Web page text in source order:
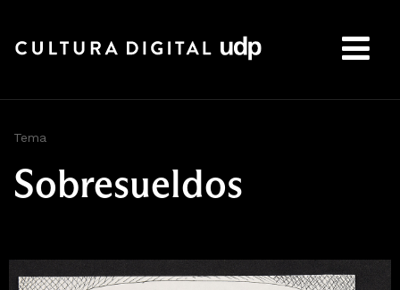
Tema
Sobresueldos